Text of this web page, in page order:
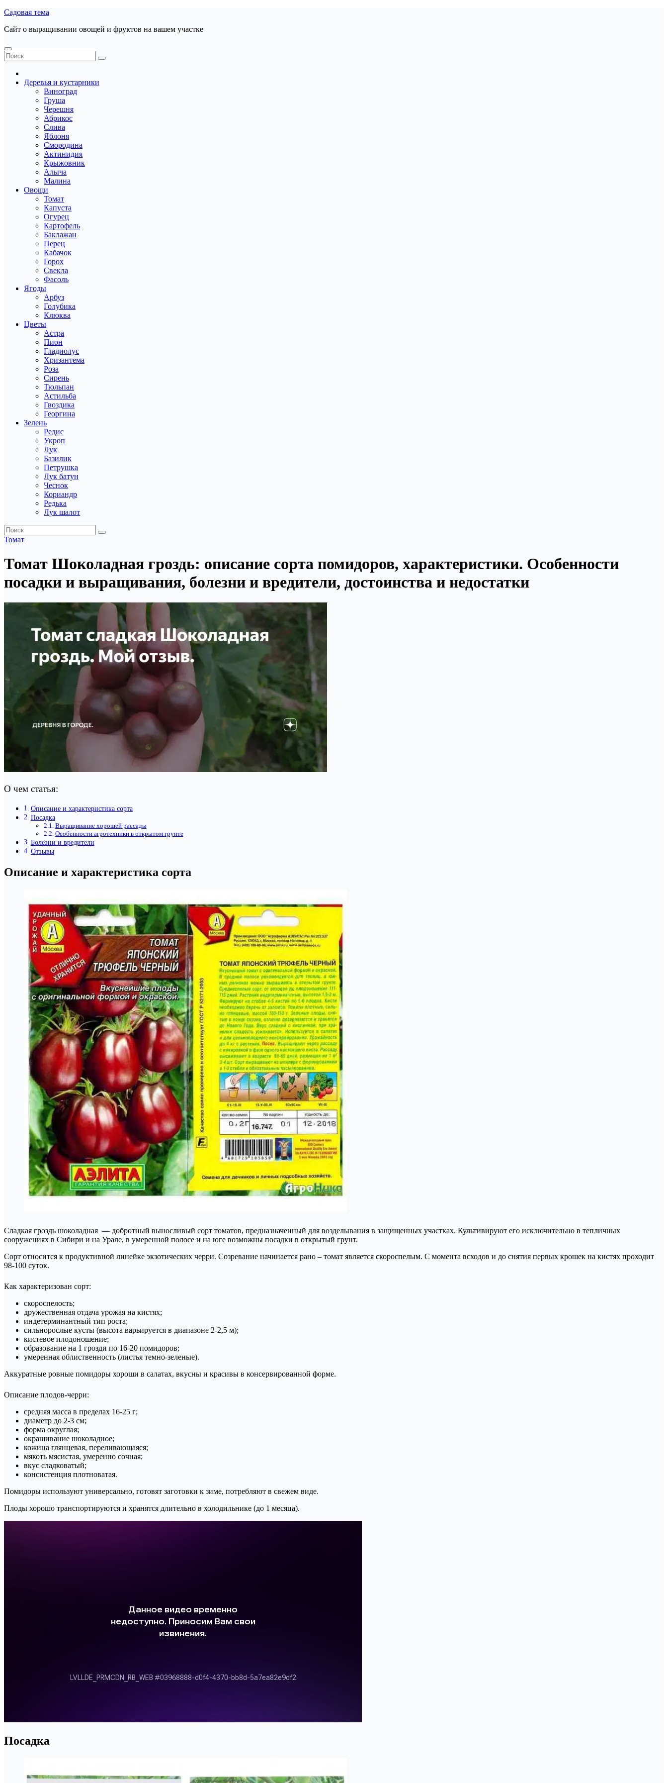
Перейти
содержанию
Садовая тема
Сайт о выращивании овощей и фруктов на вашем участке
Деревья и кустарники
Виноград
Груша
Черешня
Абрикос
Слива
Яблоня
Смородина
Актинидия
Крыжовник
Алыча
Малина
Овощи
Томат
Капуста
Огурец
Картофель
Баклажан
Перец
Кабачок
Горох
Свекла
Фасоль
Ягоды
Арбуз
Голубика
Клюква
Цветы
Астра
Пион
Гладиолус
Хризантема
Роза
Сирень
Тюльпан
Астильба
Гвоздика
Георгина
Зелень
Редис
Укроп
Лук
Базилик
Петрушка
Лук батун
Чеснок
Кориандр
Редька
Лук шалот
Томат
Томат Шоколадная гроздь: описание сорта помидоров, характеристики. Особенности
посадки и выращивания, болезни и вредители, достоинства и недостатки
О чем статья:
Описание и характеристика сорта
Посадка
Выращивание хорошей рассады
Особенности агротехники в открытом грунте
Болезни и вредители
Отзывы
Описание и характеристика сорта
Сладкая гроздь шоколадная — добротный выносливый сорт томатов, предназначенный для возделывания в защищенных участках. Культивируют его исключительно в тепличных
сооружениях в Сибири и на Урале, в умеренной полосе и на юге возможны посадки в открытый грунт.
Сорт относится к продуктивной линейке экзотических черри. Созревание начинается рано – томат является скороспелым. С момента всходов и до снятия первых крошек на кистях проходит
98-100 суток.
Как характеризован сорт:
скороспелость;
дружественная отдача урожая на кистях;
индетерминантный тип роста;
сильнорослые кусты (высота варьируется в диапазоне 2-2,5 м);
кистевое плодоношение;
образование на 1 грозди по 16-20 помидоров;
умеренная облиственность (листья темно-зеленые).
Аккуратные ровные помидоры хороши в салатах, вкусны и красивы в консервированной форме.
Описание плодов-черри:
средняя масса в пределах 16-25 г;
диаметр до 2-3 см;
форма округлая;
окрашивание шоколадное;
кожица глянцевая, переливающаяся;
мякоть мясистая, умеренно сочная;
вкус сладковатый;
консистенция плотноватая.
Помидоры используют универсально, готовят заготовки к зиме, потребляют в свежем виде.
Плоды хорошо транспортируются и хранятся длительно в холодильнике (до 1 месяца).
Посадка